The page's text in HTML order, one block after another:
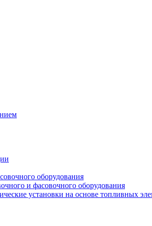
оборудования
и фасовочного оборудования
установки на основе топливных